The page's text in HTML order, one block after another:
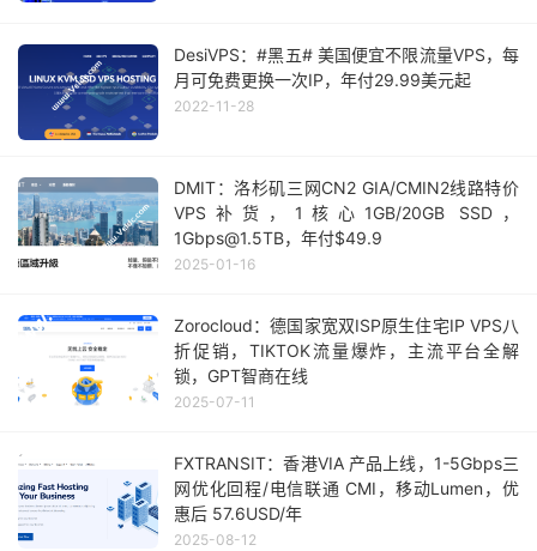
DesiVPS：#黑五# 美国便宜不限流量VPS，每
月可免费更换一次IP，年付29.99美元起
2022-11-28
DMIT：洛杉矶三网CN2 GIA/CMIN2线路特价
VPS补货，1核心1GB/20GB SSD，
1Gbps@1.5TB，年付$49.9
2025-01-16
Zorocloud：德国家宽双ISP原生住宅IP VPS八
折促销，TIKTOK流量爆炸，主流平台全解
锁，GPT智商在线
2025-07-11
FXTRANSIT：香港VIA 产品上线，1-5Gbps三
网优化回程/电信联通 CMI，移动Lumen，优
惠后 57.6USD/年
2025-08-12